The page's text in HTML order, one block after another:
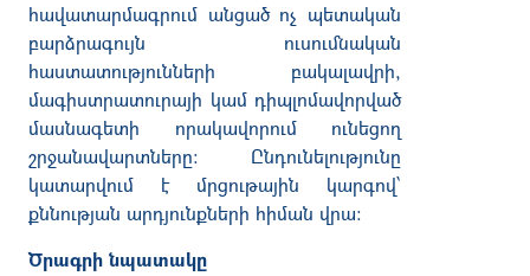
հավատարմագրում անցած ոչ պետական
բարձրագույն ուսումնական
հաստատությունների բակալավրի,
մագիստրատուրայի կամ դիպլոմավորված
մասնագետի որակավորում ունեցող
շրջանավարտները: Ընդունելությունը
կատարվում է մրցութային կարգով՝
քննության արդյունքների հիման վրա։
Ծրագրի նպատակը